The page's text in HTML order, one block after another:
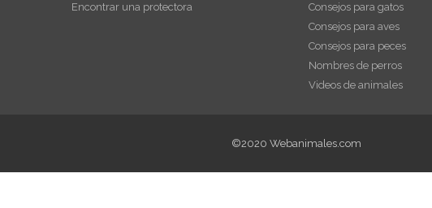
Encontrar una protectora
Consejos para gatos
Consejos para aves
Consejos para peces
Nombres de perros
Videos de animales
©2020 Webanimales.com